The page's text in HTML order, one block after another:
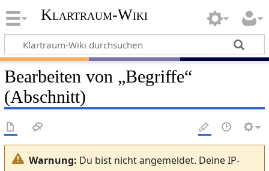
Klartraum-Wiki
Bearbeiten von „Begriffe“
(Abschnitt)
Warnung: Du bist nicht angemeldet. Deine IP-